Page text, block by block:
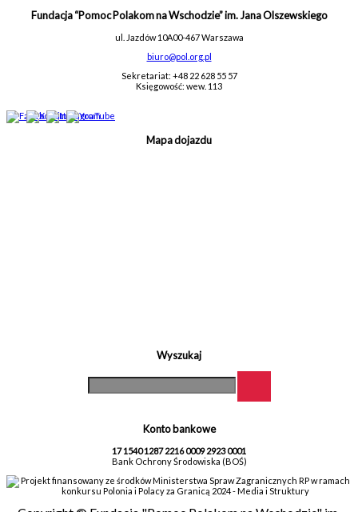
Fundacja “Pomoc Polakom na Wschodzie” im. Jana Olszewskiego
ul. Jazdów 10A00-467 Warszawa
biuro@pol.org.pl
Sekretariat: +48 22 628 55 57
Księgowość: wew. 113
Mapa dojazdu
Wyszukaj
Konto bankowe
17 1540 1287 2216 0009 2923 0001
Bank Ochrony Środowiska (BOŚ)
Projekt finansowany ze środków Ministerstwa Spraw Zagranicznych RP w ramach
konkursu Polonia i Polacy za Granicą 2024 - Media i Struktury